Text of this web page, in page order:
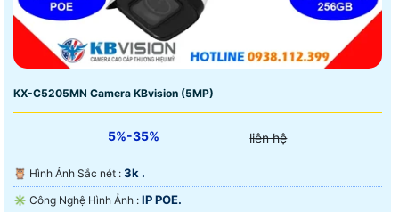
KX-C5205MN Camera KBvision (5MP)
5%-35% liên hệ
🦉 Hình Ảnh Sắc nét : 3k .
✳️ Công Nghệ Hình Ảnh : IP POE.